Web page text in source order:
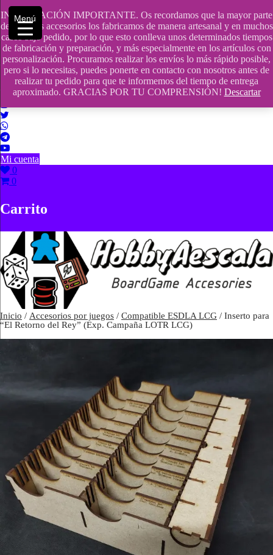
INFORMACIÓN IMPORTANTE. Os recordamos que la mayor parte
de nuestros accesorios los fabricamos de manera artesanal y en muchos
casos bajo pedido, por lo que esto conlleva unos determinados tiempos
de fabricación y preparación, y más especialmente en los artículos con
personalización. Procuramos realizar los envíos lo más rápido posible,
pero si lo necesitas, puedes ponerte en contacto con nosotros antes de
realizar tu pedido para que te informemos del tiempo de entrega
aproximado. GRACIAS POR TU COMPRENSIÓN! Descartar
Saltar
contenido
609241475 SOLO DE 10:00 a 14:00
info@hobbyaescala.com
San Fernando de Henares
10:00 - 14:00
Mi cuenta
0
0
Carrito
Inicio / Accesorios por juegos / Compatible ESDLA LCG / Inserto para
“El Retorno del Rey” (Exp. Campaña LOTR LCG)
Menú